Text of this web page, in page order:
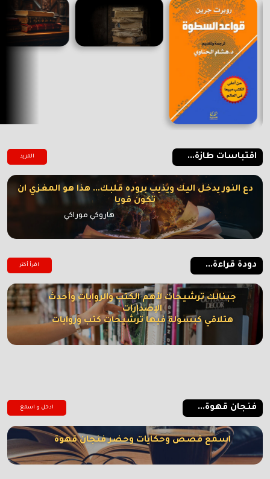
اقتباسات طازة... المزيد
دع النور يدخل اليك ويذيب بروده قلبك... هذا هو المغزي ان
تكون قويا
هاروكي موراكي
دودة قراءة... اقرأ أكتر
جبنالك ترشيحات لأهم الكتب والروايات وأحدث
الإصدارات
هتلاقي كبسولة فيها ترشيحات كتب وروايات
فنجان قهوة... ادخل و اسمع
اسمع قصص وحكايات وحضر فنجان قهوة